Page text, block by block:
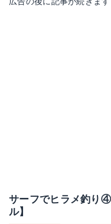
サーフでヒラメ釣
ル】